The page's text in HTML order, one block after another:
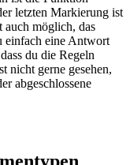
letzten Markierung ist
auch möglich, das
einfach eine Antwort
du die Regeln
nicht gerne gesehen,
abgeschlossene